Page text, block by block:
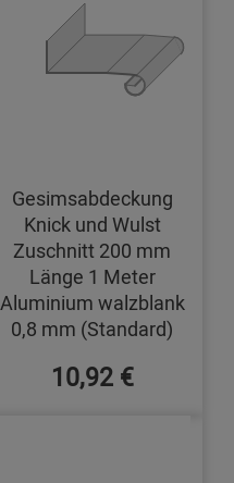
Gesimsabdeckung
Knick und Wulst
Zuschnitt 200 mm
Länge 1 Meter
Aluminium walzblank
0,8 mm (Standard)
10,92 €